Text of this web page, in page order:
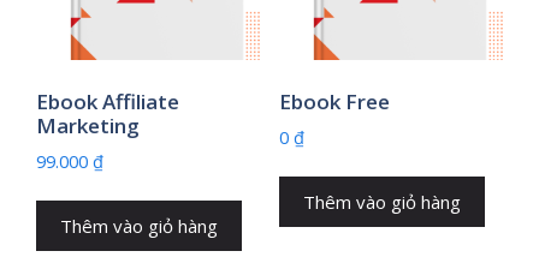
Ebook Affiliate
Marketing
99.000 ₫
Thêm vào giỏ hàng
Ebook Free
0 ₫
Thêm vào giỏ hàng